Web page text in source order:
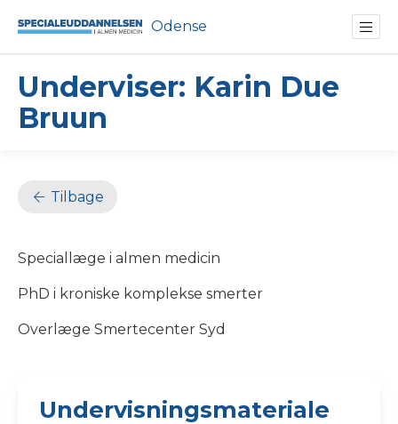
Odense
Underviser: Karin Due
Bruun
Tilbage
Speciallæge i almen medicin
PhD i kroniske komplekse smerter
Overlæge Smertecenter Syd
Undervisningsmateriale